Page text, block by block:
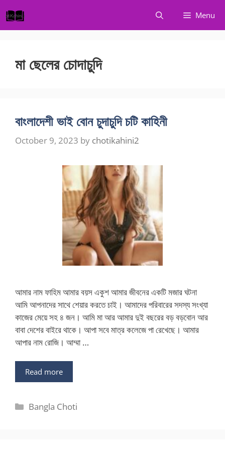
to
content
Menu
মা ছেলের চোদাচুদি
বাংলাদেশী ভাই বোন চুদাচুদি চটি কাহিনী
October 9, 2023 by chotikahini2
আমার নাম ফাহিম আমার বয়স একুশ আমার জীবনের একটি মজার ঘটনা
আমি আপনাদের সাথে শেয়ার করতে চাই। আমাদের পরিবারের সদস্য সংখ্যা
কাজের মেয়ে সহ ৪ জন। আমি মা আর আমার দুই বছরের বড় বড়বোন আর
বাবা দেশের বাইরে থাকে। আপা সবে মাত্র কলেজে পা রেখেছে। আমার
আপার নাম রোজি। আম্মা …
Read more
Categories
Bangla Choti